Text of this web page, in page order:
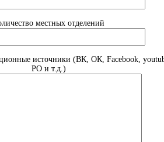
местных отделений
источники (ВК, ОК, Facebook,
РО и т.д.)